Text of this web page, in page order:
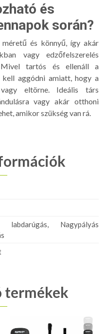
és
során?
és könnyű, így akár
vagy edzőfelszerelés
tartós és ellenáll a
kell aggódni amiatt, hogy a
eltörne. Ideális társ
vagy akár otthoni
amikor szükség van rá.
labdarúgás, Nagypályás
termékek